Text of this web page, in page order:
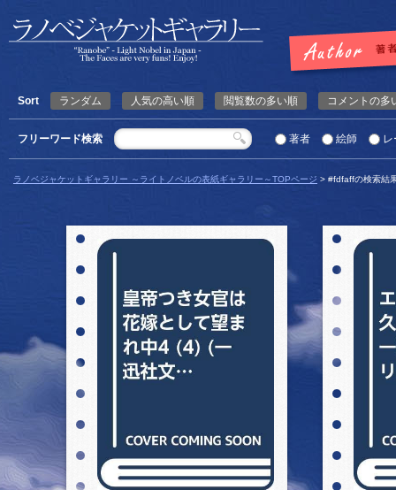
Sort ランダム 人気の高い順 閲覧数の多い順 コメントの多
フリーワード検索 著者 絵師 レ
ラノベジャケットギャラリー ～ライトノベルの表紙ギャラリー～TOPページ > #fdfaffの検索結
詳細を見る